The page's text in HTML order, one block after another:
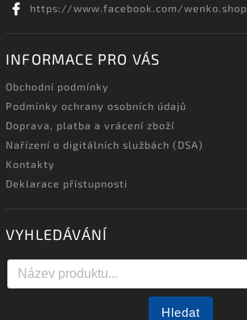
https://www.facebook.com/wenko.shop
INFORMACE PRO VÁS
Obchodní podmínky
Podmínky ochrany osobních údajů
Doprava, platba a vrácení zboží
Nařízení o digitálních službách (DSA)
Kontakty
Deklarace přístupnosti
VYHLEDÁVÁNÍ
Hledat